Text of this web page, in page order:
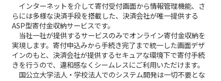
インターネットを介して寄付受付画面から情報管理機能、さ
らには多様な決済手段を搭載した、決済会社が唯一提供する
ASP型寄付金収納サービスです。
当社一社が提供するサービスのみでオンライン寄付金収納を
実現します。寄付申込みから手続き完了まで統一した画面デザ
インのもと、決済会社が提供するセキュアな環境下で寄付手続
きを行うので、違和感なくシームレスにご利用いただけます。
国公立大学法人・学校法人でのシステム開発は一切不要とな